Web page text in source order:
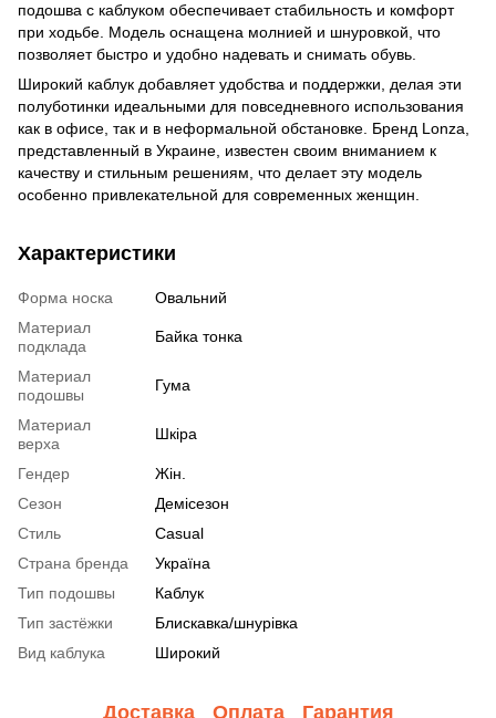
подошва с каблуком обеспечивает стабильность и комфорт
при ходьбе. Модель оснащена молнией и шнуровкой, что
позволяет быстро и удобно надевать и снимать обувь.
Широкий каблук добавляет удобства и поддержки, делая эти
полуботинки идеальными для повседневного использования
как в офисе, так и в неформальной обстановке. Бренд Lonza,
представленный в Украине, известен своим вниманием к
качеству и стильным решениям, что делает эту модель
особенно привлекательной для современных женщин.
Характеристики
Форма носка
Овальний
Материал
подклада
Байка тонка
Материал
подошвы
Гума
Материал
верха
Шкіра
Гендер
Жін.
Сезон
Демісезон
Стиль
Casual
Страна бренда
Україна
Тип подошвы
Каблук
Тип застёжки
Блискавка/шнурівка
Вид каблука
Широкий
Доставка Оплата Гарантия